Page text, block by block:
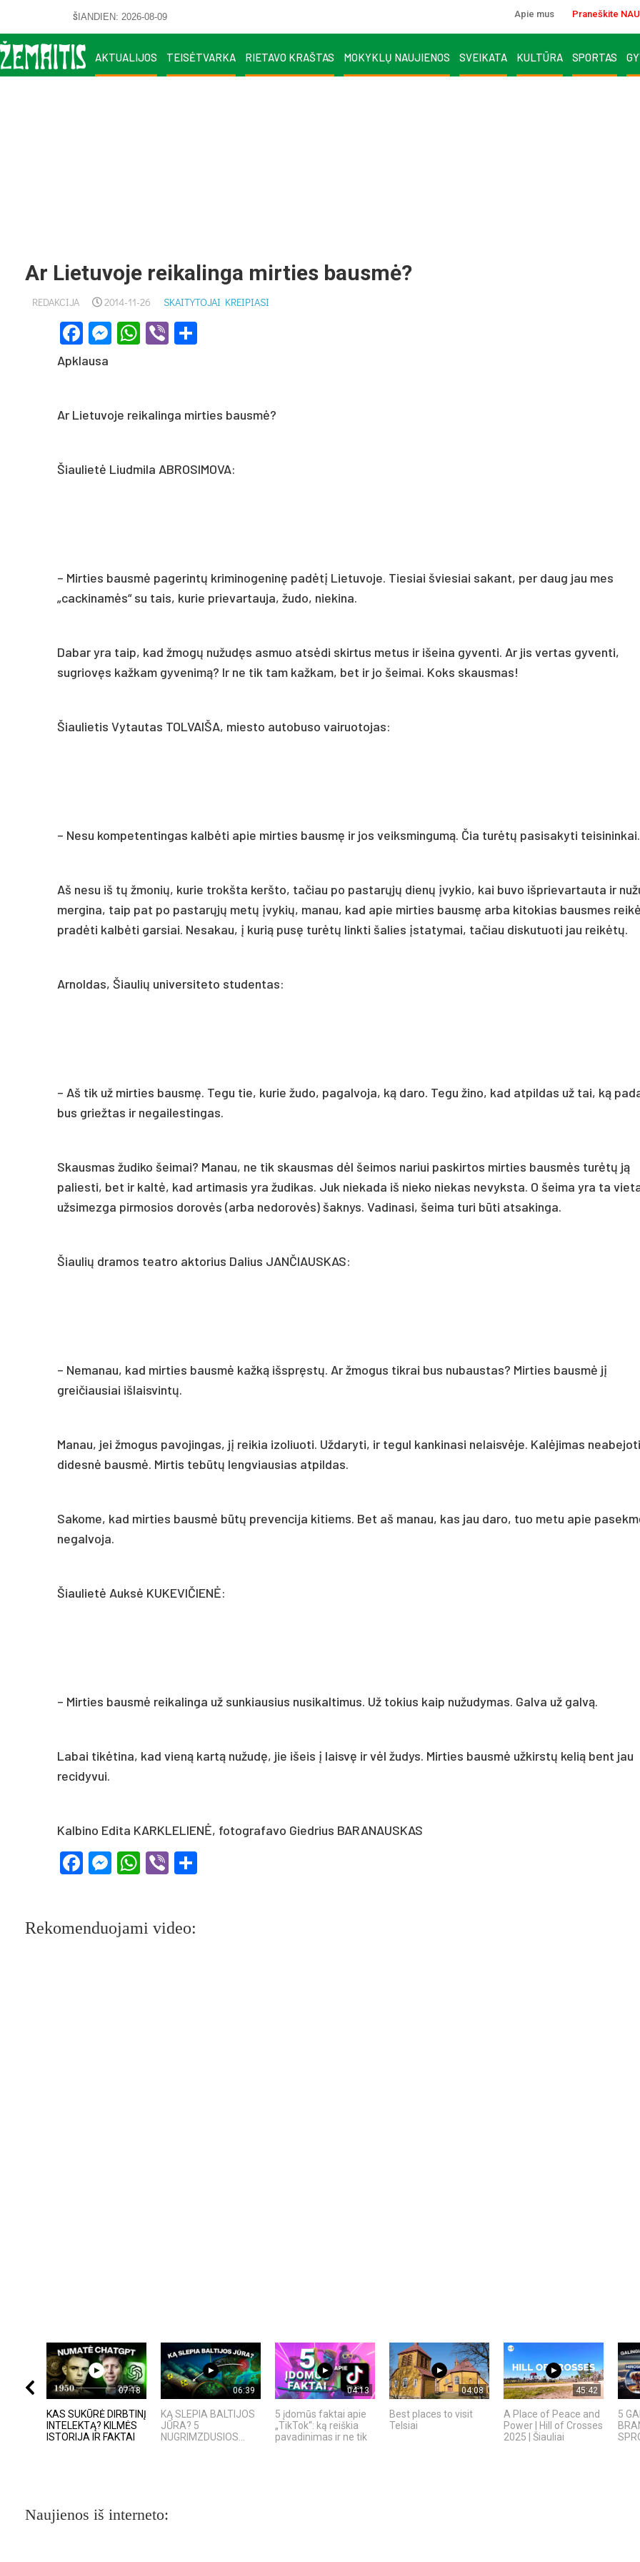
ŠIANDIEN: 2026-08-09 Apie mus Praneškite
AKTUALIJOS TEISĖTVARKA RIETAVO KRAŠTAS MOKYKLŲ NAUJIENOS SVEIKATA KULTŪRA SPORTAS
Ar Lietuvoje reikalinga mirties bausmė?
REDAKCIJA 2014-11-26 SKAITYTOJAI KREIPIASI
Facebook
Messenger
WhatsApp
Viber
Apklausa
Ar Lietuvoje reikalinga mirties bausmė?
Šiaulietė Liudmila ABROSIMOVA:
– Mirties bausmė pagerintų kriminogeninę padėtį Lietuvoje. Tiesiai šviesiai sakant, per daug jau mes
„cackinamės“ su tais, kurie prievartauja, žudo, niekina.
Dabar yra taip, kad žmogų nužudęs asmuo atsėdi skirtus metus ir išeina gyventi. Ar jis vertas gyventi,
sugriovęs kažkam gyvenimą? Ir ne tik tam kažkam, bet ir jo šeimai. Koks skausmas!
Šiaulietis Vytautas TOLVAIŠA, miesto autobuso vairuotojas:
– Nesu kompetentingas kalbėti apie mirties bausmę ir jos veiksmingumą. Čia turėtų pasisakyti teisininkai.
Aš nesu iš tų žmonių, kurie trokšta keršto, tačiau po pastarųjų dienų įvykio, kai buvo išprievartauta ir
mergina, taip pat po pastarųjų metų įvykių, manau, kad apie mirties bausmę arba kitokias bausmes
pradėti kalbėti garsiai. Nesakau, į kurią pusę turėtų linkti šalies įstatymai, tačiau diskutuoti jau reikėtų.
Arnoldas, Šiaulių universiteto studentas:
– Aš tik už mirties bausmę. Tegu tie, kurie žudo, pagalvoja, ką daro. Tegu žino, kad atpildas už tai, ką
bus griežtas ir negailestingas.
Skausmas žudiko šeimai? Manau, ne tik skausmas dėl šeimos nariui paskirtos mirties bausmės turėtų ją
paliesti, bet ir kaltė, kad artimasis yra žudikas. Juk niekada iš nieko niekas nevyksta. O šeima yra ta
užsimezga pirmosios dorovės (arba nedorovės) šaknys. Vadinasi, šeima turi būti atsakinga.
Šiaulių dramos teatro aktorius Dalius JANČIAUSKAS:
– Nemanau, kad mirties bausmė kažką išspręstų. Ar žmogus tikrai bus nubaustas? Mirties bausmė jį
greičiausiai išlaisvintų.
Manau, jei žmogus pavojingas, jį reikia izoliuoti. Uždaryti, ir tegul kankinasi nelaisvėje. Kalėjimas
didesnė bausmė. Mirtis tebūtų lengviausias atpildas.
Sakome, kad mirties bausmė būtų prevencija kitiems. Bet aš manau, kas jau daro, tuo metu apie
negalvoja.
Šiaulietė Auksė KUKEVIČIENĖ:
– Mirties bausmė reikalinga už sunkiausius nusikaltimus. Už tokius kaip nužudymas. Galva už galvą.
Labai tikėtina, kad vieną kartą nužudę, jie išeis į laisvę ir vėl žudys. Mirties bausmė užkirstų kelią bent jau
recidyvui.
Kalbino Edita KARKLELIENĖ, fotografavo Giedrius BARANAUSKAS
Facebook
Messenger
WhatsApp
Viber
Rekomenduojami video:
07:18
KAS SUKŪRĖ DIRBTINĮ
INTELEKTĄ? KILMĖS
ISTORIJA IR FAKTAI
06:39
KĄ SLEPIA BALTIJOS
JŪRA? 5
NUGRIMZDUSIOS...
04:13
5 įdomūs faktai apie
„TikTok“: ką reiškia
pavadinimas ir ne tik
04:08
Best places to visit
Telsiai
45:42
A Place of Peace and
Power | Hill of Crosses
2025 | Šiauliai
5
Naujienos iš interneto: